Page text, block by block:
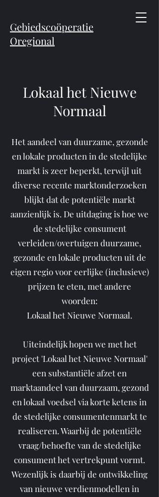
Gebiedscoöperatie
Oregional
Lokaal het Nieuwe
Normaal
Het aandeel van duurzame, gezonde
en lokale producten in de stedelijke
markt is zeer beperkt, terwijl uit
diverse recente marktonderzoeken
blijkt dat de potentiële markt
aanzienlijk is. De uitdaging is hoe we
de stedelijke consument
verleiden/overtuigen duurzame,
gezonde en lokale producten uit de
eigen regio voor eerlijke (inclusieve)
prijzen te eten, met andere
woorden:
Lokaal het Nieuwe Normaal.
Uiteindelijk hopen we met het
project 'Lokaal het Nieuwe Normaal'
een substantiële afzet en
marktaandeel van duurzaam, gezond
en lokaal voedsel via korte ketens in
de stedelijke consumentenmarkt te
realiseren. Waarbij de potentiële
vraag/behoefte van de stedelijke
consument het vertrekpunt vormt.
Wezenlijk is daarbij de ontwikkeling
van nieuwe verdienmodellen in